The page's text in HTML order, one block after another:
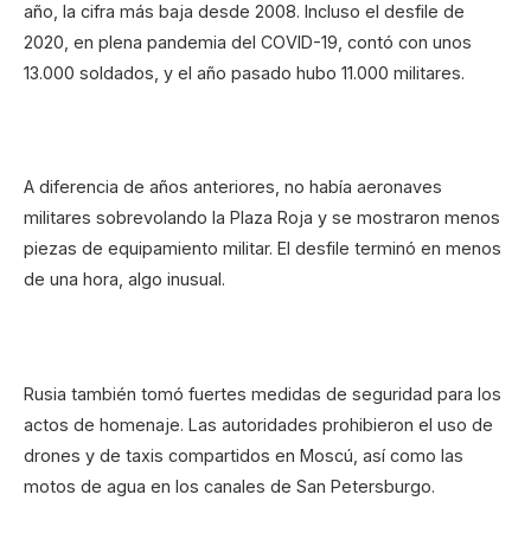
año, la cifra más baja desde 2008. Incluso el desfile de
2020, en plena pandemia del COVID-19, contó con unos
13.000 soldados, y el año pasado hubo 11.000 militares.
A diferencia de años anteriores, no había aeronaves
militares sobrevolando la Plaza Roja y se mostraron menos
piezas de equipamiento militar. El desfile terminó en menos
de una hora, algo inusual.
Rusia también tomó fuertes medidas de seguridad para los
actos de homenaje. Las autoridades prohibieron el uso de
drones y de taxis compartidos en Moscú, así como las
motos de agua en los canales de San Petersburgo.